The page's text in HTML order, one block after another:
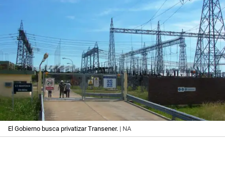
El Gobierno busca privatizar Transener. | NA